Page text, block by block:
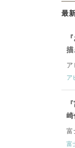
最
ア
ア
富
富